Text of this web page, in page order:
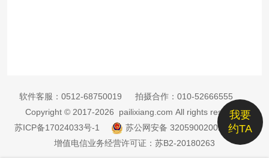
我要
约TA
软件客服： 0512-68750019 拍摄合作： 010-52666555
Copyright © 2017-2026 pailixiang.com All rights reserved
苏ICP备17024033号-1
苏公网安备 32059002002885号
增值电信业务经营许可证：苏B2-20180263